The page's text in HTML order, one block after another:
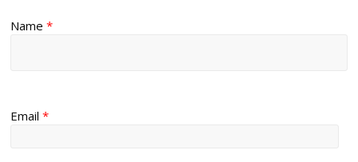
Name*
Email*